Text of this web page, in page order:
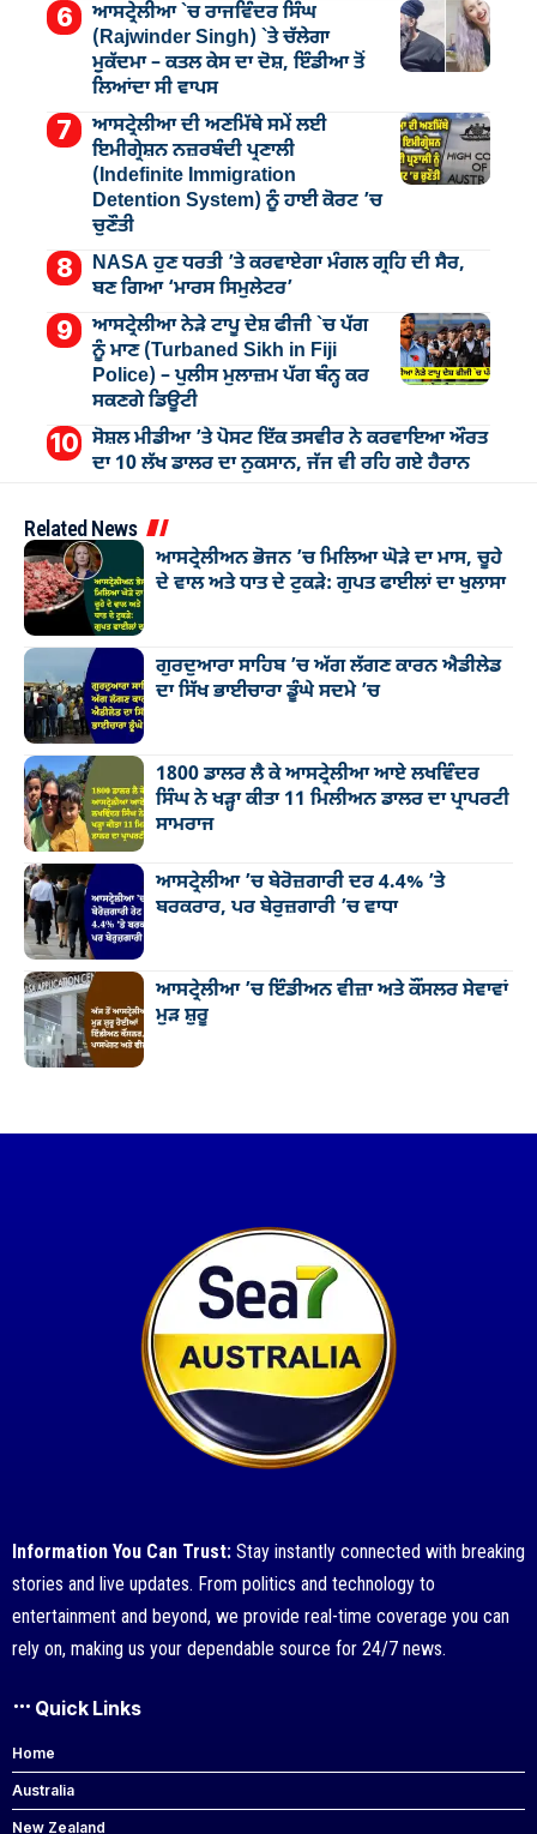
ਆਸਟ੍ਰੇਲੀਆ `ਚ ਰਾਜਵਿੰਦਰ ਸਿੰਘ
(Rajwinder Singh) `ਤੇ ਚੱਲੇਗਾ
ਮੁੁਕੱਦਮਾ – ਕਤਲ ਕੇਸ ਦਾ ਦੋਸ਼, ਇੰਡੀਆ ਤੋਂ
ਲਿਆਂਦਾ ਸੀ ਵਾਪਸ
ਆਸਟ੍ਰੇਲੀਆ ਦੀ ਅਣਮਿੱਥੇ ਸਮੇਂ ਲਈ
ਇਮੀਗ੍ਰੇਸ਼ਨ ਨਜ਼ਰਬੰਦੀ ਪ੍ਰਣਾਲੀ
(Indefinite Immigration
Detention System) ਨੂੰ ਹਾਈ ਕੋਰਟ ’ਚ
ਚੁਣੌਤੀ
NASA ਹੁਣ ਧਰਤੀ ’ਤੇ ਕਰਵਾਏਗਾ ਮੰਗਲ ਗ੍ਰਹਿ ਦੀ ਸੈਰ,
ਬਣ ਗਿਆ ‘ਮਾਰਸ ਸਿਮੁਲੇਟਰ’
ਆਸਟ੍ਰੇਲੀਆ ਨੇੜੇ ਟਾਪੂ ਦੇਸ਼ ਫੀਜੀ `ਚ ਪੱਗ
ਨੂੰ ਮਾਣ (Turbaned Sikh in Fiji
Police) – ਪੁਲੀਸ ਮੁਲਾਜ਼ਮ ਪੱਗ ਬੰਨ੍ਹ ਕਰ
ਸਕਣਗੇ ਡਿਊਟੀ
ਸੋਸ਼ਲ ਮੀਡੀਆ ’ਤੇ ਪੋਸਟ ਇੱਕ ਤਸਵੀਰ ਨੇ ਕਰਵਾਇਆ ਔਰਤ
ਦਾ 10 ਲੱਖ ਡਾਲਰ ਦਾ ਨੁਕਸਾਨ, ਜੱਜ ਵੀ ਰਹਿ ਗਏ ਹੈਰਾਨ
Related News
ਆਸਟ੍ਰੇਲੀਅਨ ਭੋਜਨ ’ਚ ਮਿਲਿਆ ਘੋੜੇ ਦਾ ਮਾਸ, ਚੂਹੇ
ਦੇ ਵਾਲ ਅਤੇ ਧਾਤ ਦੇ ਟੁਕੜੇ: ਗੁਪਤ ਫਾਈਲਾਂ ਦਾ ਖੁਲਾਸਾ
ਗੁਰਦੁਆਰਾ ਸਾਹਿਬ ’ਚ ਅੱਗ ਲੱਗਣ ਕਾਰਨ ਐਡੀਲੇਡ
ਦਾ ਸਿੱਖ ਭਾਈਚਾਰਾ ਡੂੰਘੇ ਸਦਮੇ ’ਚ
1800 ਡਾਲਰ ਲੈ ਕੇ ਆਸਟ੍ਰੇਲੀਆ ਆਏ ਲਖਵਿੰਦਰ
ਸਿੰਘ ਨੇ ਖੜ੍ਹਾ ਕੀਤਾ 11 ਮਿਲੀਅਨ ਡਾਲਰ ਦਾ ਪ੍ਰਾਪਰਟੀ
ਸਾਮਰਾਜ
ਆਸਟ੍ਰੇਲੀਆ ’ਚ ਬੇਰੋਜ਼ਗਾਰੀ ਦਰ 4.4% ’ਤੇ
ਬਰਕਰਾਰ, ਪਰ ਬੇਰੁਜ਼ਗਾਰੀ ’ਚ ਵਾਧਾ
ਆਸਟ੍ਰੇਲੀਆ ’ਚ ਇੰਡੀਅਨ ਵੀਜ਼ਾ ਅਤੇ ਕੌਂਸਲਰ ਸੇਵਾਵਾਂ
ਮੁੜ ਸ਼ੁਰੂ
Information You Can Trust: Stay instantly connected with breaking
stories and live updates. From politics and technology to
entertainment and beyond, we provide real-time coverage you can
rely on, making us your dependable source for 24/7 news.
Quick Links
Home
Australia
New Zealand